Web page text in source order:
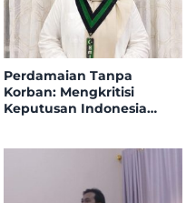
Perdamaian Tanpa
Korban: Mengkritisi
Keputusan Indonesia